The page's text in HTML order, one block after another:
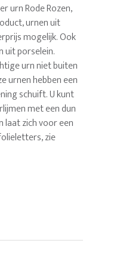
urn Rode Rozen,
urnen uit
mogelijk. Ook
uit porselein.
urn niet buiten
urnen hebben een
schuift. U kunt
met een dun
laat zich voor een
zie